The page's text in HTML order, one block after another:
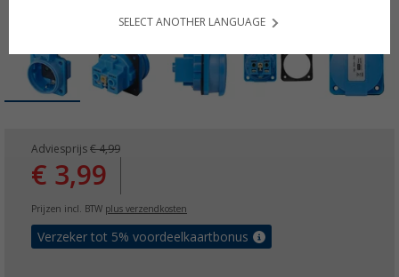
Adviesprijs € 4,99
€ 3,99
Prijzen incl. BTW plus verzendkosten
Verzeker tot 5% voordeelkaartbonus
SELECT ANOTHER LANGUAGE